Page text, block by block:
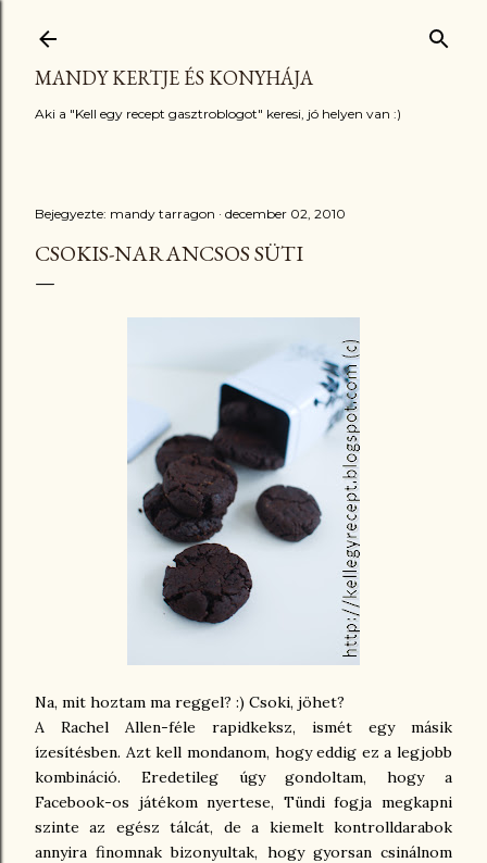
MANDY KERTJE ÉS KONYHÁJA
Aki a "Kell egy recept gasztroblogot" keresi, jó helyen van :)
Bejegyezte: mandy tarragon december 02, 2010
CSOKIS-NARANCSOS SÜTI
Na, mit hoztam ma reggel? :) Csoki, jöhet?
A Rachel Allen-féle rapidkeksz, ismét egy másik
ízesítésben. Azt kell mondanom, hogy eddig ez a legjobb
kombináció. Eredetileg úgy gondoltam, hogy a
Facebook-os játékom nyertese, Tündi fogja megkapni
szinte az egész tálcát, de a kiemelt kontrolldarabok
annyira finomnak bizonyultak, hogy gyorsan csinálnom